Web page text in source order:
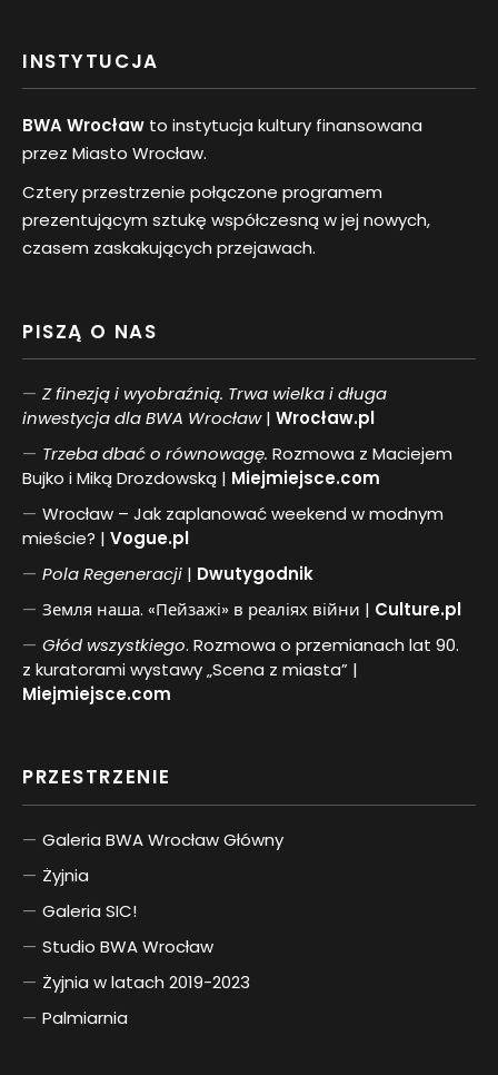
INSTYTUCJA
BWA Wrocław to instytucja kultury finansowana
przez Miasto Wrocław.
Cztery przestrzenie połączone programem
prezentującym sztukę współczesną w jej nowych,
czasem zaskakujących przejawach.
PISZĄ O NAS
Z finezją i wyobraźnią. Trwa wielka i długa
inwestycja dla BWA Wrocław| Wrocław.pl
Trzeba dbać o równowagę. Rozmowa z Maciejem
Bujko i Miką Drozdowską | Miejmiejsce.com
Wrocław – Jak zaplanować weekend w modnym
mieście? | Vogue.pl
PolaRegeneracji | Dwutygodnik
Земля наша. «Пейзажі» в реаліях війни | Culture.pl
Głód wszystkiego. Rozmowa o przemianach lat 90.
z kuratorami wystawy „Scena z miasta” |
Miejmiejsce.com
PRZESTRZENIE
Galeria BWA Wrocław Główny
Żyjnia
Galeria SIC!
Studio BWA Wrocław
Żyjnia w latach 2019-2023
Palmiarnia